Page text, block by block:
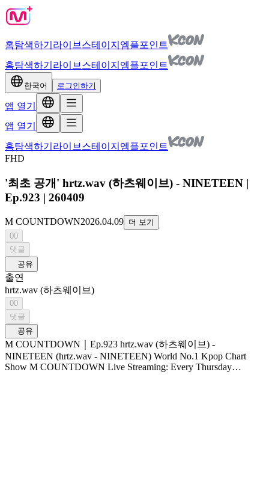
홈탐색하기 라이브 스테이지 엠플포인트
홈탐색하기 라이브 스테이지 엠플포인트
한국어 로그인하기
앱 열기
앱 열기
홈탐색하기 라이브 스테이지 엠플포인트
FHD
'최초 공개' hrtz.wav (하츠웨이브) - NINETEEN |
Ep.923 | 260409
M COUNTDOWN2026.04.09 더 보기
00
댓글
공유
출연
hrtz.wav (하츠웨이브)
00
댓글
공유
M COUNTDOWN｜Ep.923 hrtz.wav (하츠웨이브) -
NINETEEN (hrtz.wav - NINETEEN) World No.1 Kpop Chart
Show M COUNTDOWN Live Streaming: Every Thursday